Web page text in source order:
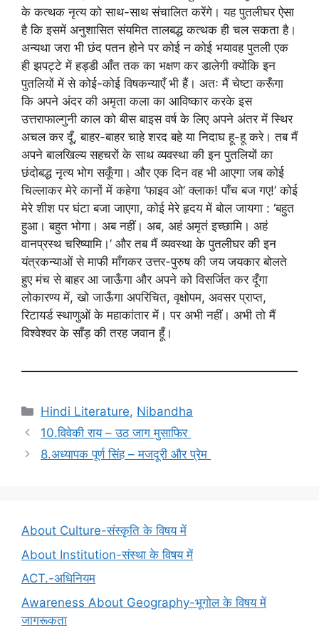
के कत्थक नृत्य को साथ-साथ संचालित करेंगे। यह पुतलीघर ऐसा
है कि इसमें अनुशासित संयमित तालबद्ध कत्थक ही चल सकता है।
अन्यथा जरा भी छंद पतन होने पर कोई न कोई भयावह पुतली एक
ही झपट्टे में हड्डी आँत तक का भक्षण कर डालेगी क्योंकि इन
पुतलियों में से कोई-कोई विषकन्याएँ भी हैं। अतः मैं चेष्टा करूँगा
कि अपने अंदर की अमृता कला का आविष्कार करके इस
उत्तराफाल्गुनी काल को बीस बाइस वर्ष के लिए अपने अंतर में स्थिर
अचल कर दूँ, बाहर-बाहर चाहे शरद बहे या निदाघ हू-हू करे। तब मैं
अपने बालखिल्य सहचरों के साथ व्यवस्था की इन पुतलियों का
छंदोबद्ध नृत्य भोग सकूँगा। और एक दिन वह भी आएगा जब कोई
चिल्लाकर मेरे कानों में कहेगा ‘फाइव ओ’ क्लाक! पाँच बज गए!’ कोई
मेरे शीश पर घंटा बजा जाएगा, कोई मेरे हृदय में बोल जायगा : ‘बहुत
हुआ। बहुत भोगा। अब नहीं। अब, अहं अमृतं इच्छामि। अहं
वानप्रस्थ चरिष्यामि।’ और तब मैं व्यवस्था के पुतलीघर की इन
यंत्रकन्याओं से माफी माँगकर उत्तर-पुरुष की जय जयकार बोलते
हुए मंच से बाहर आ जाऊँगा और अपने को विसर्जित कर दूँगा
लोकारण्य में, खो जाऊँगा अपरिचित, वृक्षोपम, अवसर प्राप्त,
रिटायर्ड स्थाणुओं के महाकांतार में। पर अभी नहीं। अभी तो मैं
विश्वेश्वर के साँड़ की तरह जवान हूँ।
Categories
Hindi Literature, Nibandha
10.विवेकी राय – उठ जाग मुसाफिर
8.अध्यापक पूर्ण सिंह – मजदूरी और प्रेम
About Culture-संस्कृति के विषय में
About Institution-संस्था के विषय में
ACT.-अधिनियम
Awareness About Geography-भूगोल के विषय में
जागरूकता